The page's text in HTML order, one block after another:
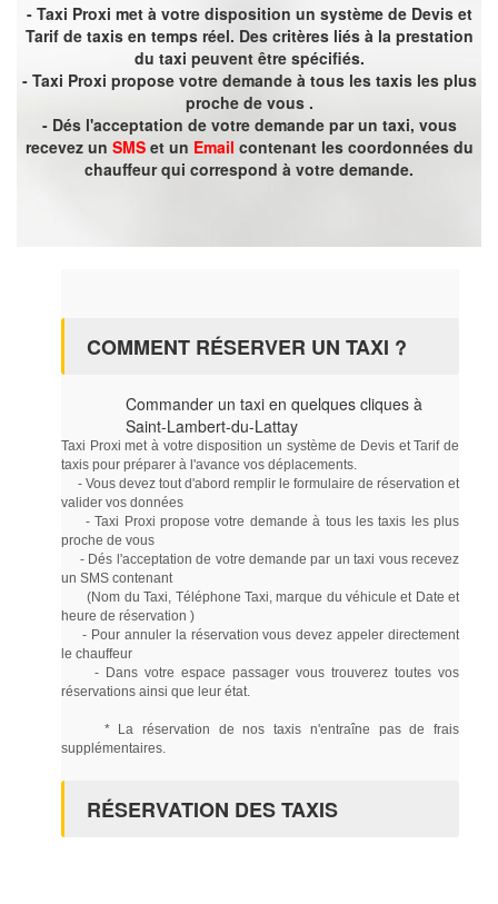
- Taxi Proxi met à votre disposition un système de Devis et
Tarif de taxis en temps réel. Des critères liés à la prestation
du taxi peuvent être spécifiés.
- Taxi Proxi propose votre demande à tous les taxis les plus
proche de vous .
- Dés l'acceptation de votre demande par un taxi, vous
recevez un SMSet un Email contenant les coordonnées du
chauffeur qui correspond à votre demande.
COMMENT RÉSERVER UN TAXI ?
Commander un taxi en quelques cliques à
Saint-Lambert-du-Lattay
Taxi Proxi met à votre disposition un système de Devis et Tarif de
taxis pour préparer à l'avance vos déplacements.
- Vous devez tout d'abord remplir le formulaire de réservation et
valider vos données
- Taxi Proxi propose votre demande à tous les taxis les plus
proche de vous
- Dés l'acceptation de votre demande par un taxi vous recevez
un SMS contenant
(Nom du Taxi, Téléphone Taxi, marque du véhicule et Date et
heure de réservation )
- Pour annuler la réservation vous devez appeler directement
le chauffeur
- Dans votre espace passager vous trouverez toutes vos
réservations ainsi que leur état.
* La réservation de nos taxis n'entraîne pas de frais
supplémentaires.
RÉSERVATION DES TAXIS